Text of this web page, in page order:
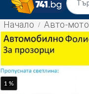
Начало Авто-мото